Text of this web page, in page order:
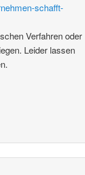
schafft-
Verfahren oder
Leider lassen